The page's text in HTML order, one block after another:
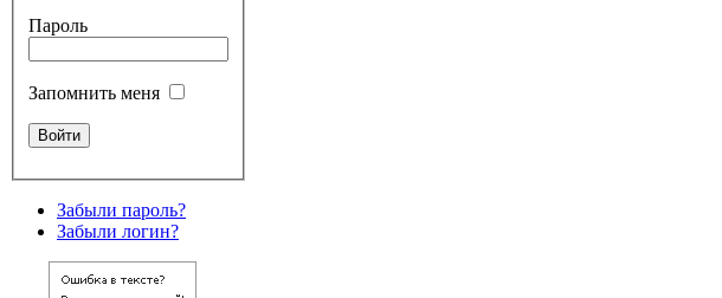
Пароль
Запомнить меня
Забыли пароль?
Забыли логин?